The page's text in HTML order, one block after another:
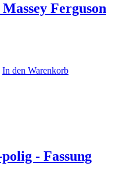
Ferguson
In den Warenkorb
- Fassung